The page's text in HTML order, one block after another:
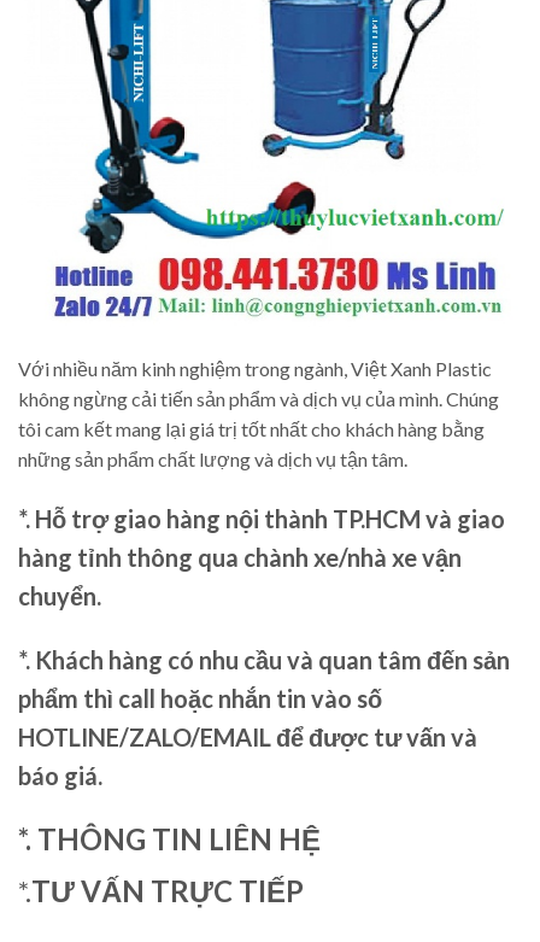
Với nhiều năm kinh nghiệm trong ngành, Việt Xanh Plastic
không ngừng cải tiến sản phẩm và dịch vụ của mình. Chúng
tôi cam kết mang lại giá trị tốt nhất cho khách hàng bằng
những sản phẩm chất lượng và dịch vụ tận tâm.
*. Hỗ trợ giao hàng nội thành TP.HCM và giao
hàng tỉnh thông qua chành xe/nhà xe vận
chuyển.
*. Khách hàng có nhu cầu và quan tâm đến sản
phẩm thì call hoặc nhắn tin vào số
HOTLINE/ZALO/EMAIL để được tư vấn và
báo giá.
*. THÔNG TIN LIÊN HỆ
*.TƯ VẤN TRỰC TIẾP